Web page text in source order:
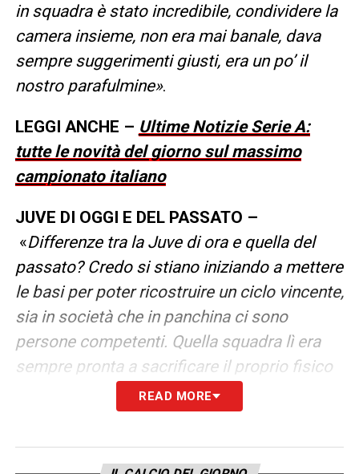
in squadra è stato incredibile, condividere la
camera insieme, non era mai banale, dava
sempre suggerimenti giusti, era un po’ il
nostro parafulmine».
LEGGI ANCHE – Ultime Notizie Serie A:
tutte le novità del giorno sul massimo
campionato italiano
JUVE DI OGGI E DEL PASSATO –
«Differenze tra la Juve di ora e quella del
passato? Credo si stiano iniziando a mettere
le basi per poter ricostruire un ciclo vincente,
sia in società che in panchina ci sono
persone competenti. Quella squadra lì era
sempre pronta a sacrificare il proprio fisico
per la Juventus. La Juventus di oggi in
quest’ultimo mese è una cosa bella,
fase di riconquista della palla. Le cose che
READ MORE